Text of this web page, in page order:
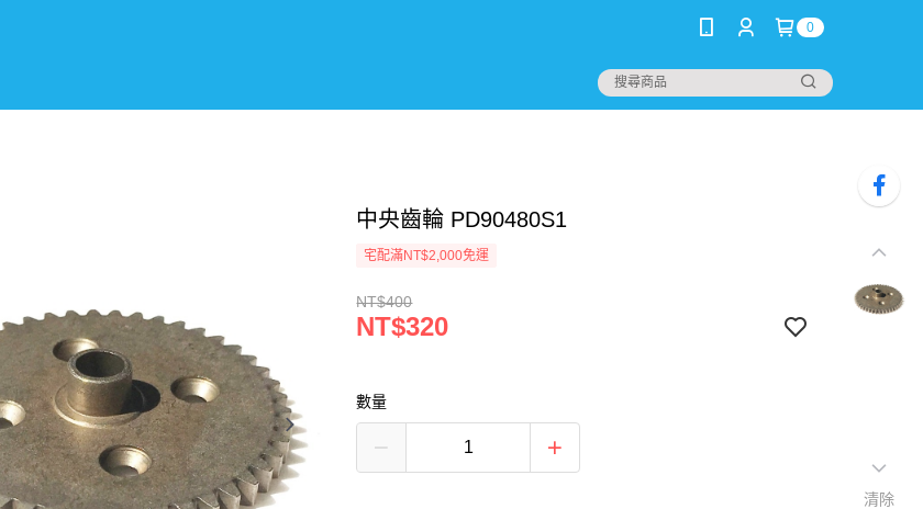
0
中央齒輪 PD90480S1
宅配滿NT$2,000免運
NT$400
NT$320
數量
清除